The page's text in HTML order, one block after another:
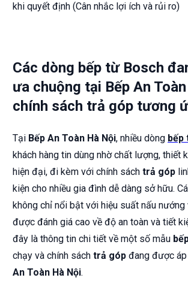
Các dòng bếp từ Bosch
ưa chuộng tại Bếp An
chính sách trả góp tương
Tại Bếp An Toàn Hà Nội, nhiều dòng bếp
khách hàng tin dùng nhờ chất lượng, thiết
hiện đại, đi kèm với chính sách trả góp
kiện cho nhiều gia đình dễ dàng sở hữu.
không chỉ nổi bật với hiệu suất nấu
được đánh giá cao về độ an toàn và tiết
đây là thông tin chi tiết về một số mẫu
chạy và chính sách trả góp đang được
An Toàn Hà Nội.